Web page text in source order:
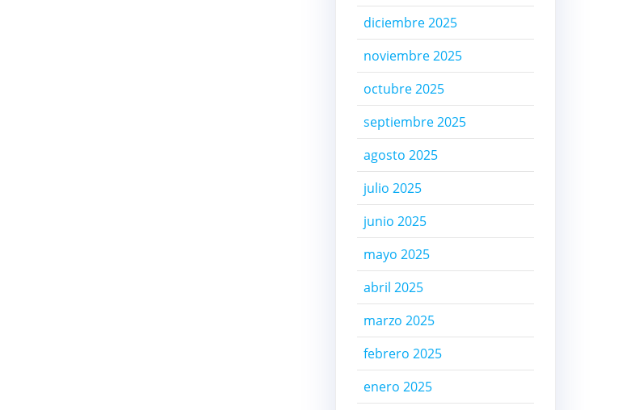
diciembre 2025
noviembre 2025
octubre 2025
septiembre 2025
agosto 2025
julio 2025
junio 2025
mayo 2025
abril 2025
marzo 2025
febrero 2025
enero 2025